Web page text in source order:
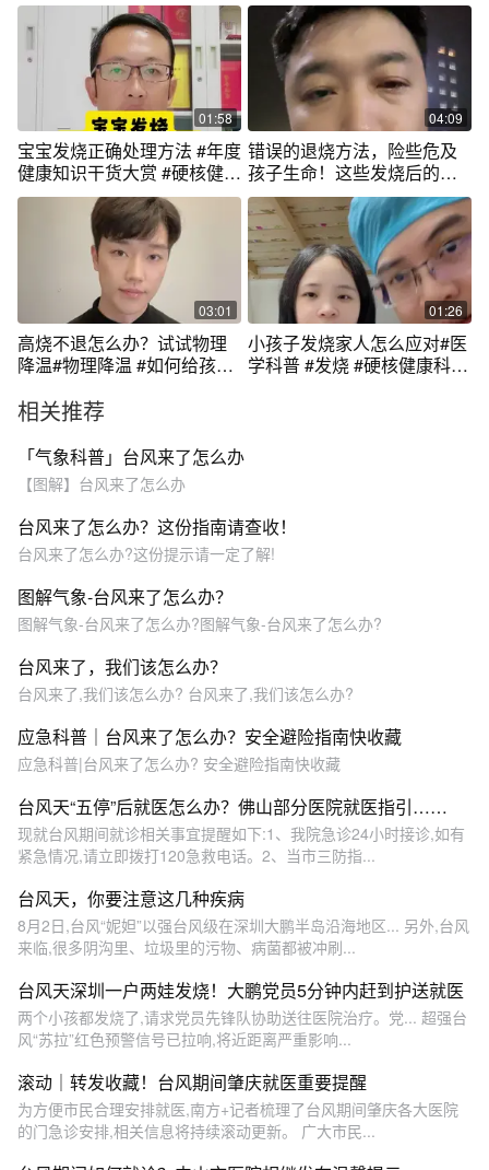
01:58
宝宝发烧正确处理方法 #年度
健康知识干货大赏 #硬核健康
科普行动 #内容启发搜索 #宝
宝发烧物理降温方法 #宝宝发
04:09
错误的退烧方法，险些危及
孩子生命！这些发烧后的错
误做法，您中了几个？发烧
后到底应该怎么办？#儿童发
烧 #发烧 #退烧 #退烧方法 #
医学科普
03:01
高烧不退怎么办？试试物理
降温#物理降温 #如何给孩子
退
01:26
小孩子发烧家人怎么应对#医
学科普 #发烧 #硬核健康科普
相关推荐
「气象科普」台风来了怎么办
【图解】台风来了怎么办
台风来了怎么办？这份指南请查收！
台风来了怎么办?这份提示请一定了解!
图解气象-台风来了怎么办？
图解气象-台风来了怎么办?图解气象-台风来了怎么办?
台风来了，我们该怎么办？
台风来了,我们该怎么办? 台风来了,我们该怎么办?
应急科普｜台风来了怎么办？安全避险指南快收藏
应急科普|台风来了怎么办? 安全避险指南快收藏
台风天“五停”后就医怎么办？佛山部分医院就医指引……
现就台风期间就诊相关事宜提醒如下:1、我院急诊24小时接诊,如有
紧急情况,请立即拨打120急救电话。2、当市三防指...
台风天，你要注意这几种疾病
8月2日,台风“妮妲”以强台风级在深圳大鹏半岛沿海地区... 另外,台风
来临,很多阴沟里、垃圾里的污物、病菌都被冲刷...
台风天深圳一户两娃发烧！大鹏党员5分钟内赶到护送就医
两个小孩都发烧了,请求党员先锋队协助送往医院治疗。党... 超强台
风“苏拉”红色预警信号已拉响,将近距离严重影响...
滚动｜转发收藏！台风期间肇庆就医重要提醒
为方便市民合理安排就医,南方+记者梳理了台风期间肇庆各大医院
的门急诊安排,相关信息将持续滚动更新。 广大市民...